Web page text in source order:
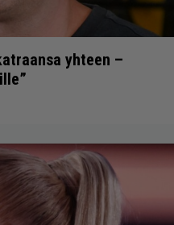
yhteen –